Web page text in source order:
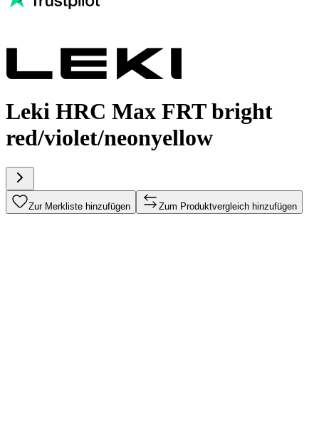
Leki HRC Max FRT bright
red/violet/neonyellow
Zur Merkliste hinzufügen Zum Produktvergleich hinzufügen